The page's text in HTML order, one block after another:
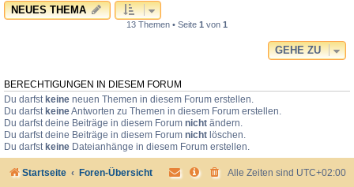
NEUES THEMA
13 Themen • Seite 1 von 1
GEHE ZU
BERECHTIGUNGEN IN DIESEM FORUM
Du darfst keine neuen Themen in diesem Forum erstellen.
Du darfst keineAntworten zu Themen in diesem Forum erstellen.
Du darfst deine Beiträge in diesem Forum nicht ändern.
Du darfst deine Beiträge in diesem Forum nicht löschen.
Du darfst keine Dateianhänge in diesem Forum erstellen.
Startseite Foren-Übersicht Alle Zeiten sind UTC+02:00